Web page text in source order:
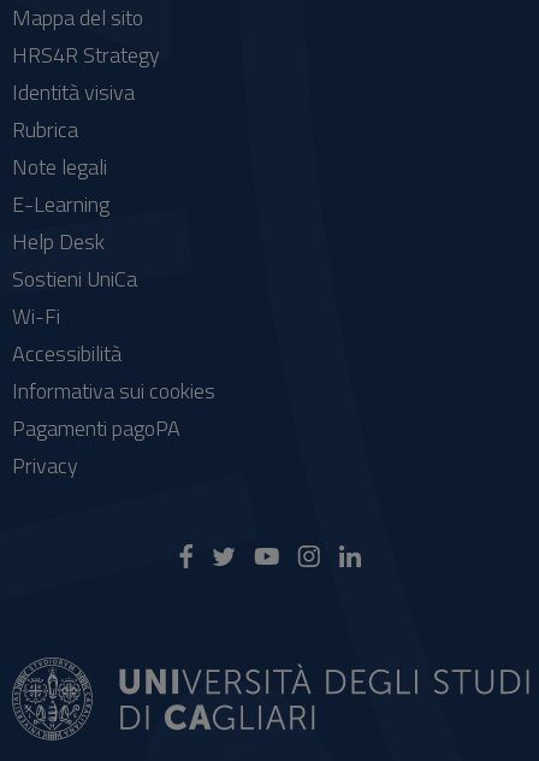
Mappa del sito
HRS4R Strategy
Identità visiva
Rubrica
Note legali
E-Learning
Help Desk
Sostieni UniCa
Wi-Fi
Accessibilità
Informativa sui cookies
Pagamenti pagoPA
Privacy